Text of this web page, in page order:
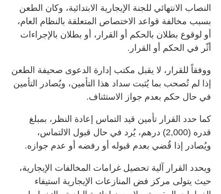
النصاب الانتهائي للجنة الإيجارية الابتدائية، وكان الطعن
بسبب مخالفة قواعد الاختصاص المتعلقة بالنظام العام،
أو لوقوع بطلان بالحكم أو القرار، أو بطلان بالإجراءات
أثّر في الحكم أو القرار.
ووفقاً للقرار، لا يقبل مكتب إدارة الدعوى صحيفة الطعن
إذا لم تُصحب بما يُثبت سداد هذا التأمين، ويُصادر التأمين
في حال حكم بعدم جواز الاستئناف.
كما حدد القرار تأمين قيد التماس إعادة النظر، بمبلغ
قدره (2,000) درهم، يُرد في حال قبول الالتماس،
ويُصادر إذا قُضي بعدم قبوله أو رفضه أو عدم جوازه.
ويحدد القرار آلية تحصيل غرامات المخالفات الإيجارية،
حيث يتولى مركز فض المنازعات الإيجارية استيفاء